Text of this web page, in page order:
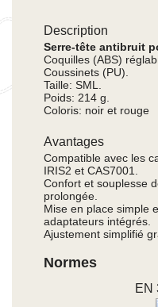
Description
Serre-tête antibruit
Coquilles (ABS)
Coussinets (PU).
Taille: SML.
Poids: 214 g.
Coloris: noir et rouge
Avantages
Compatible avec les
IRIS2 et CAS7001.
Confort et souplesse
prolongée.
Mise en place simple
adaptateurs intégrés.
Ajustement simplifié
Normes
EN